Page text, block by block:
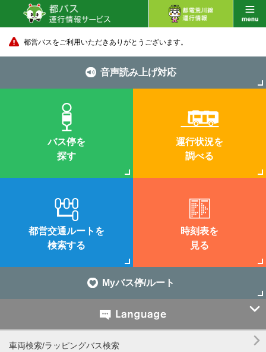
都営バスをご利用いただきありがとうございます。
音声読み上げ対応
バス停を
探す
運行状況を
調べる
都営交通ルートを
検索する
時刻表を
見る
Myバス停/ルート

車両検索/ラッピングバス検索 